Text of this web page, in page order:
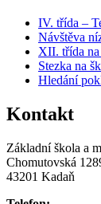
IV. třída –
Návštěva
XII. třída na
Stezka na
Hledání
Kontakt
Základní škola a
Chomutovská
43201 Kadaň